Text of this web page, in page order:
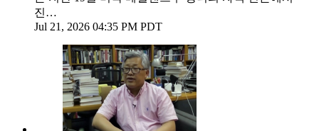
진…
Jul 21, 2026 04:35 PM PDT